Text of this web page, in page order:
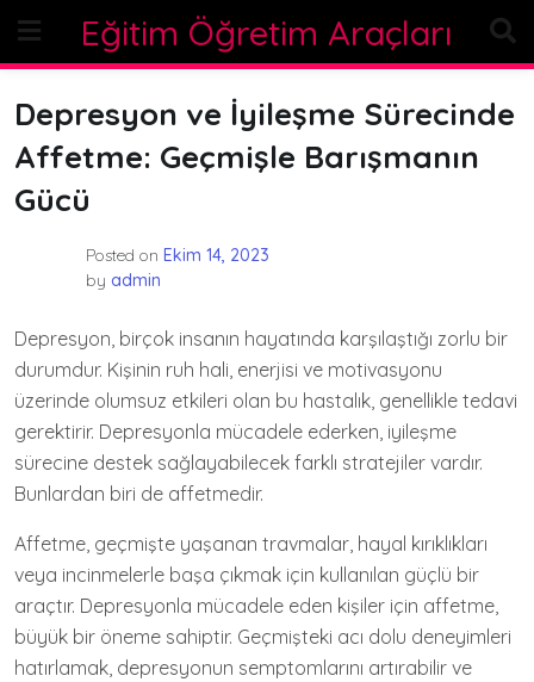
content
Eğitim Öğretim Araçları
Depresyon ve İyileşme Sürecinde
Affetme: Geçmişle Barışmanın
Gücü
Posted on Ekim 14, 2023
by admin
Depresyon, birçok insanın hayatında karşılaştığı zorlu bir
durumdur. Kişinin ruh hali, enerjisi ve motivasyonu
üzerinde olumsuz etkileri olan bu hastalık, genellikle tedavi
gerektirir. Depresyonla mücadele ederken, iyileşme
sürecine destek sağlayabilecek farklı stratejiler vardır.
Bunlardan biri de affetmedir.
Affetme, geçmişte yaşanan travmalar, hayal kırıklıkları
veya incinmelerle başa çıkmak için kullanılan güçlü bir
araçtır. Depresyonla mücadele eden kişiler için affetme,
büyük bir öneme sahiptir. Geçmişteki acı dolu deneyimleri
hatırlamak, depresyonun semptomlarını artırabilir ve